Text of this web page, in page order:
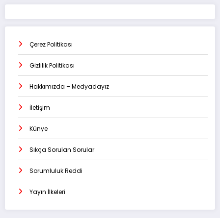
Çerez Politikası
Gizlilik Politikası
Hakkımızda – Medyadayız
İletişim
Künye
Sıkça Sorulan Sorular
Sorumluluk Reddi
Yayın İlkeleri